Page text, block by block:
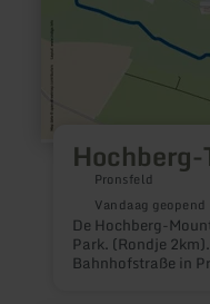
Pronsfeld
Vandaag geopend
De Hochberg-
Park. (Rondje
Bahnhofstraße in